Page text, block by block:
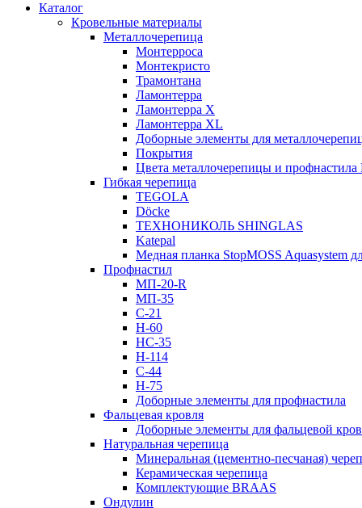
Каталог
Кровельные материалы
Металлочерепица
Монтерроса
Монтекристо
Трамонтана
Ламонтерра
Ламонтерра X
Ламонтерра XL
Доборные элементы для
Покрытия
Цвета металлочерепицы и
Гибкая черепица
TEGOLA
Döcke
ТЕХНОНИКОЛЬ SHINGLAS
Katepal
Медная планка StopMOSS Aquasystem
Профнастил
МП-20-R
МП-35
С-21
Н-60
НС-35
Н-114
С-44
Н-75
Доборные элементы для профнастила
Фальцевая кровля
Доборные элементы для фальцевой
Натуральная черепица
Минеральная (цементно-песчаная)
Керамическая черепица
Комплектующие BRAAS
Ондулин